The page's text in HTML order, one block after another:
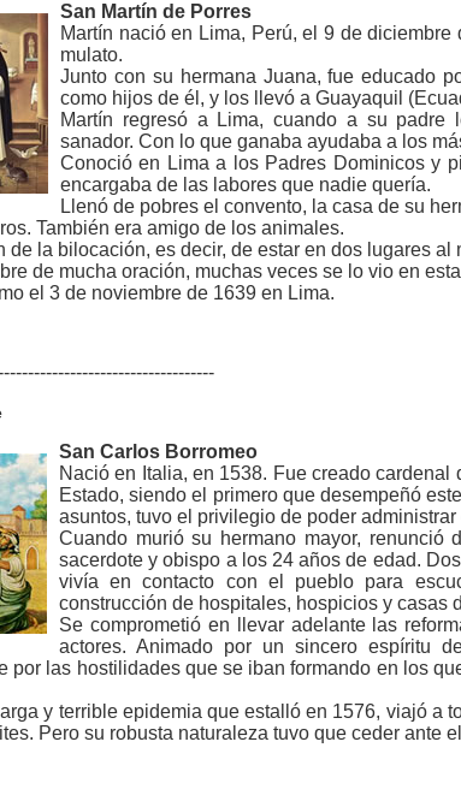
San Martín de Porres
Martín nació en Lima, Perú, el 9 de
mulato.
Junto con su hermana Juana, fue educado
como hijos de él, y los llevó a Guayaquil
Martín regresó a Lima, cuando a su padre
sanador. Con lo que ganaba ayudaba a los
Conoció en Lima a los Padres Dominicos y
encargaba de las labores que nadie quería.
Llenó de pobres el convento, la casa de su
También era amigo de los animales.
de la bilocación, es decir, de estar en dos lugares al
de mucha oración, muchas veces se lo vio en
el 3 de noviembre de 1639 en Lima.
San Carlos Borromeo
Nació en Italia, en 1538. Fue creado
Estado, siendo el primero que desempeñó
asuntos, tuvo el privilegio de poder
Cuando murió su hermano mayor,
sacerdote y obispo a los 24 años de edad.
vivía en contacto con el pueblo para
construcción de hospitales, hospicios y casas
Se comprometió en llevar adelante las
actores. Animado por un sincero espíritu
por las hostilidades que se iban formando en los
y terrible epidemia que estalló en 1576, viajó a
Pero su robusta naturaleza tuvo que ceder ante